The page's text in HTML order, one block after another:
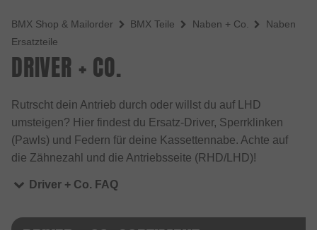
BMX Shop & Mailorder BMX Teile Naben + Co.
Naben
Ersatzteile
DRIVER + CO.
Rutrscht dein Antrieb durch oder willst du auf LHD
umsteigen? Hier findest du Ersatz-Driver, Sperrklinken
(Pawls) und Federn für deine Kassettennabe. Achte auf
die Zähnezahl und die Antriebsseite (RHD/LHD)!
Driver + Co. FAQ